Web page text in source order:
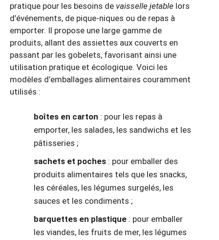
pratique pour les besoins de vaisselle jetable lors
d’événements, de pique-niques ou de repas à
emporter. Il propose une large gamme de
produits, allant des assiettes aux couverts en
passant par les gobelets, favorisant ainsi une
utilisation pratique et écologique. Voici les
modèles d’emballages alimentaires couramment
utilisés :
boîtes en carton : pour les repas à
emporter, les salades, les sandwichs et les
pâtisseries ;
sachets et poches : pour emballer des
produits alimentaires tels que les snacks,
les céréales, les légumes surgelés, les
sauces et les condiments ;
barquettes en plastique : pour emballer
les viandes, les fruits de mer, les légumes